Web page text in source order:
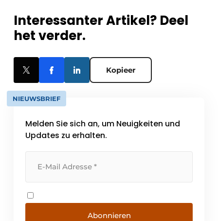
Interessanter Artikel? Deel
het verder.
Kopieer
NIEUWSBRIEF
Melden Sie sich an, um Neuigkeiten und
Updates zu erhalten.
Abonnieren